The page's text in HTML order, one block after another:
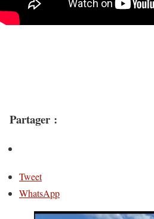
Partager :
Tweet
WhatsApp